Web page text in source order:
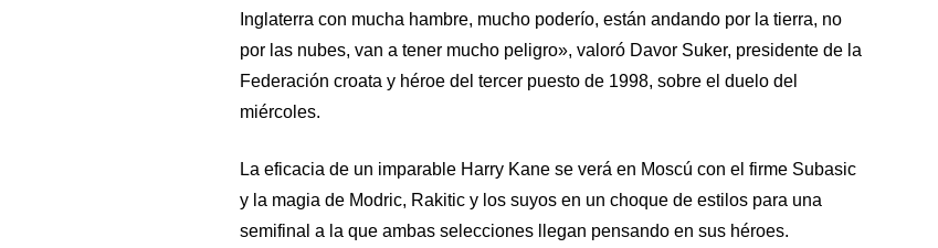
Inglaterra con mucha hambre, mucho poderío, están andando por la tierra, no
por las nubes, van a tener mucho peligro», valoró Davor Suker, presidente de la
Federación croata y héroe del tercer puesto de 1998, sobre el duelo del
miércoles.
La eficacia de un imparable Harry Kane se verá en Moscú con el firme Subasic
y la magia de Modric, Rakitic y los suyos en un choque de estilos para una
semifinal a la que ambas selecciones llegan pensando en sus héroes.